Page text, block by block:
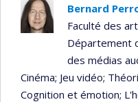
Bernard
Faculté des
Département
des médias
Cinéma; Jeu vidéo;
Cognition et émotion;